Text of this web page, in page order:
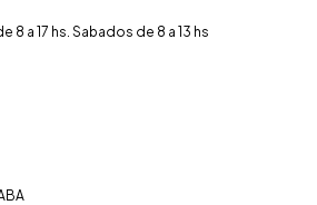
8 a 17 hs. Sabados de 8 a 13 hs